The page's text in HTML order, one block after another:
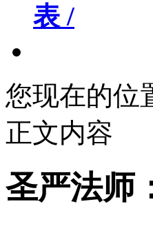
表 /
您现在的位
正文内容
圣严法师